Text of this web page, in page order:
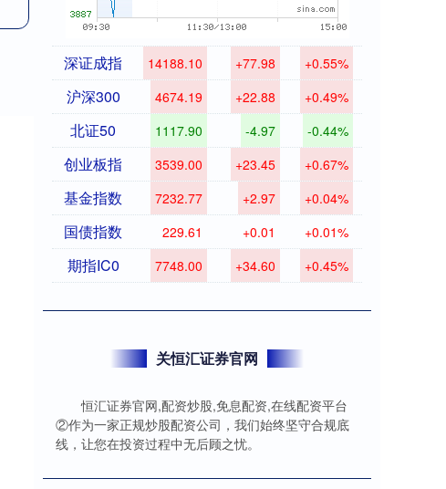
深证成指 14188.10 +77.98 +0.55%
沪深300 4674.19 +22.88 +0.49%
北证50 1117.90 -4.97 -0.44%
创业板指 3539.00 +23.45 +0.67%
基金指数 7232.77 +2.97 +0.04%
国债指数 229.61 +0.01 +0.01%
期指IC0 7748.00 +34.60 +0.45%
关恒汇证券官网
恒汇证券官网,配资炒股,免息配资,在线配资平台
②作为一家正规炒股配资公司，我们始终坚守合规底
线，让您在投资过程中无后顾之忧。